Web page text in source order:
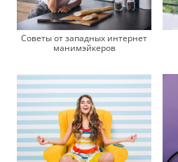
Советы от западных интернет
манимэйкеров